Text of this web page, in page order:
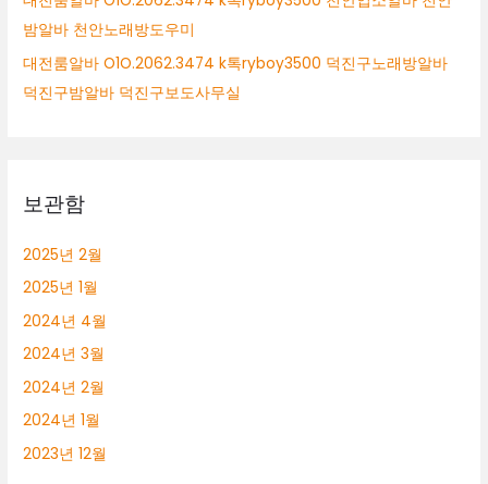
밤알바 천안노래방도우미
대전룸알바 O1O.2062.3474 k톡ryboy3500 덕진구노래방알바
덕진구밤알바 덕진구보도사무실
보관함
2025년 2월
2025년 1월
2024년 4월
2024년 3월
2024년 2월
2024년 1월
2023년 12월